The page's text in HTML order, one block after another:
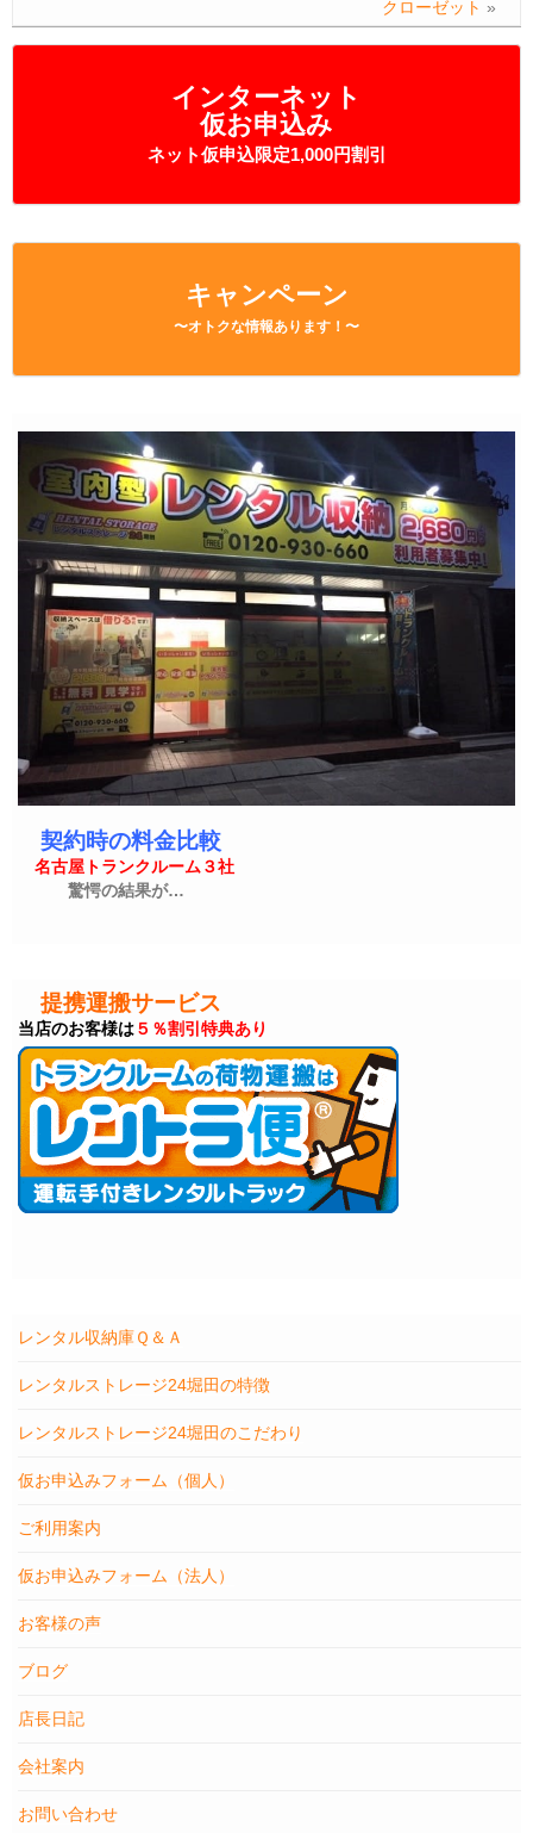
インターネット
仮お申込み
ネット仮申込限定1,000円割引
キャンペーン
〜オトクな情報あります！〜
契約時の料金比較
名古屋トランクルーム３社
驚愕の結果が…
提携運搬サービス
当店のお客様は５％割引特典あり
レンタル収納庫Ｑ＆Ａ
レンタルストレージ24堀田の特徴
レンタルストレージ24堀田のこだわり
仮お申込みフォーム（個人）
ご利用案内
仮お申込みフォーム（法人）
お客様の声
ブログ
店長日記
会社案内
お問い合わせ
クローゼット »